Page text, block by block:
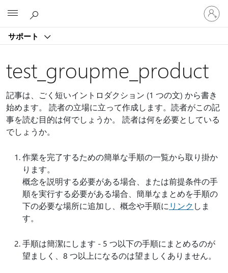
サポート
ア
カ
ウ
サ
イ
ン
イ
ン
す
test_groupme_product
記事は、ごく短いイントロダクション (1 つの文) から書き
始めます。 読者の立場に立って作成します。読者がこの記
事を読む目的は何でしょうか。 読者は何を必要としている
でしょうか。
作業を完了するための簡単な手順の一覧から取り掛か
ります。
概念を説明する必要がある場合、または前提条件の手
順を実行する必要がある場合、簡単なまとめを手順の
下の必要な場所に追加し、概念や手順に リンク しま
す。
手順は簡潔にします - 5 つ以下の手順にまとめるのが
望ましく、8 つ以上になるのは望ましくありません。